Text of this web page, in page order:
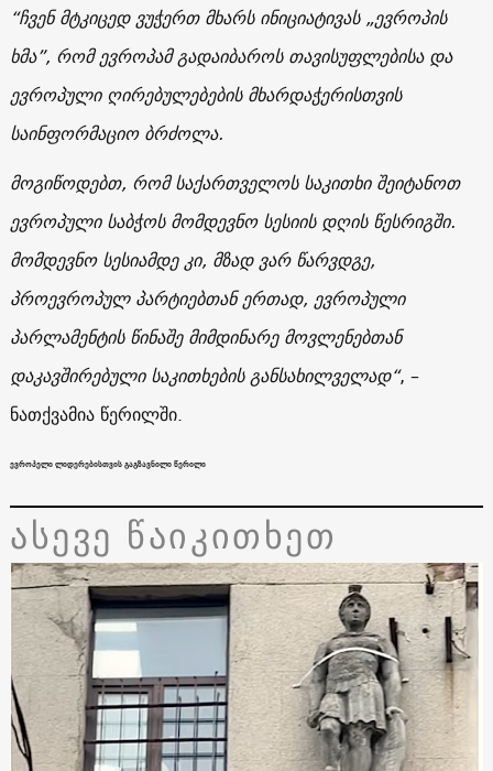
“ჩვენ მტკიცედ ვუჭერთ მხარს ინიციატივას „ევროპის
ხმა”, რომ ევროპამ გადაიბაროს თავისუფლებისა და
ევროპული ღირებულებების მხარდაჭერისთვის
საინფორმაციო ბრძოლა.
მოგიწოდებთ, რომ საქართველოს საკითხი შეიტანოთ
ევროპული საბჭოს მომდევნო სესიის დღის წესრიგში.
მომდევნო სესიამდე კი, მზად ვარ წარვდგე,
პროევროპულ პარტიებთან ერთად, ევროპული
პარლამენტის წინაშე მიმდინარე მოვლენებთან
დაკავშირებული საკითხების განსახილველად“, –
ნათქვამია წერილში.
ევროპელი ლიდერებისთვის გაგზავნილი წერილი
ასევე წაიკითხეთ